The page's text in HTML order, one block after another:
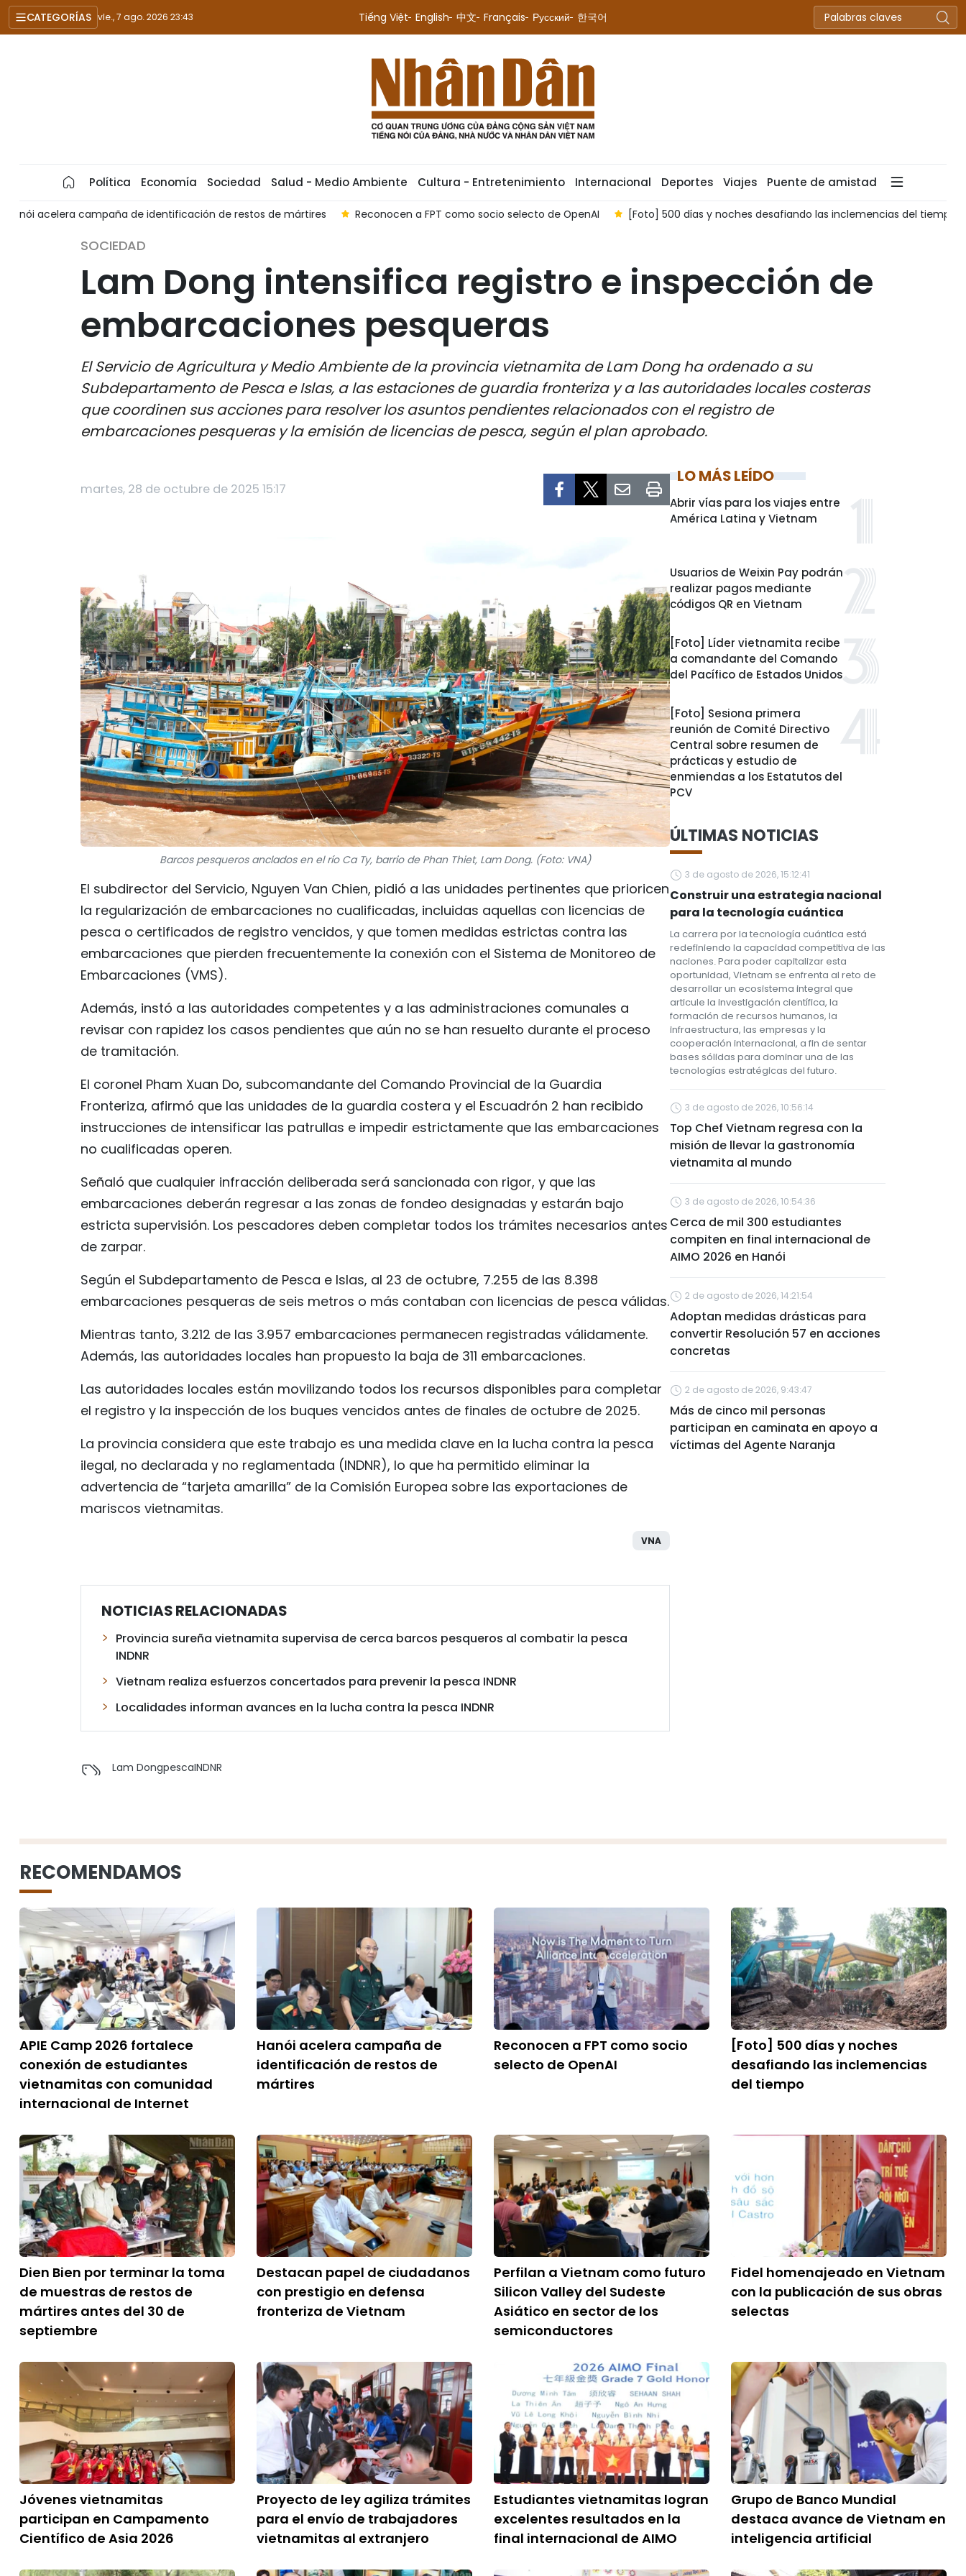
CATEGORÍAS vie., 7 ago. 2026 23:43 Tiếng Việt English 中文 Français Русский 한국어
Política Economía Sociedad Salud - Medio Ambiente Cultura - Entretenimiento Internacional Deportes Viajes Puente de amistad
Reconocen a FPT como socio selecto de OpenAI [Foto] 500 días y noches desafiando las inclemencias del tiempo Dien Bien por terminar la toma de muestras de restos de
SOCIEDAD
Lam Dong intensifica registro e inspección de
embarcaciones pesqueras
El Servicio de Agricultura y Medio Ambiente de la provincia vietnamita de Lam Dong ha ordenado a su
Subdepartamento de Pesca e Islas, a las estaciones de guardia fronteriza y a las autoridades locales costeras
que coordinen sus acciones para resolver los asuntos pendientes relacionados con el registro de
embarcaciones pesqueras y la emisión de licencias de pesca, según el plan aprobado.
martes, 28 de octubre de 2025 15:17
Barcos pesqueros anclados en el río Ca Ty, barrio de Phan Thiet, Lam Dong. (Foto: VNA)
El subdirector del Servicio, Nguyen Van Chien, pidió a las unidades pertinentes que prioricen
la regularización de embarcaciones no cualificadas, incluidas aquellas con licencias de
pesca o certificados de registro vencidos, y que tomen medidas estrictas contra las
embarcaciones que pierden frecuentemente la conexión con el Sistema de Monitoreo de
Embarcaciones (VMS).
Además, instó a las autoridades competentes y a las administraciones comunales a
revisar con rapidez los casos pendientes que aún no se han resuelto durante el proceso
de tramitación.
El coronel Pham Xuan Do, subcomandante del Comando Provincial de la Guardia
Fronteriza, afirmó que las unidades de la guardia costera y el Escuadrón 2 han recibido
instrucciones de intensificar las patrullas e impedir estrictamente que las embarcaciones
no cualificadas operen.
Señaló que cualquier infracción deliberada será sancionada con rigor, y que las
embarcaciones deberán regresar a las zonas de fondeo designadas y estarán bajo
estricta supervisión. Los pescadores deben completar todos los trámites necesarios antes
de zarpar.
Según el Subdepartamento de Pesca e Islas, al 23 de octubre, 7.255 de las 8.398
embarcaciones pesqueras de seis metros o más contaban con licencias de pesca válidas.
Mientras tanto, 3.212 de las 3.957 embarcaciones permanecen registradas válidamente.
Además, las autoridades locales han propuesto la baja de 311 embarcaciones.
Las autoridades locales están movilizando todos los recursos disponibles para completar
el registro y la inspección de los buques vencidos antes de finales de octubre de 2025.
La provincia considera que este trabajo es una medida clave en la lucha contra la pesca
ilegal, no declarada y no reglamentada (INDNR), lo que ha permitido eliminar la
advertencia de “tarjeta amarilla” de la Comisión Europea sobre las exportaciones de
mariscos vietnamitas.
VNA
NOTICIAS RELACIONADAS
Provincia sureña vietnamita supervisa de cerca barcos pesqueros al combatir la pesca
INDNR
Vietnam realiza esfuerzos concertados para prevenir la pesca INDNR
Localidades informan avances en la lucha contra la pesca INDNR
Lam DongpescaINDNR
LO MÁS LEÍDO
Abrir vías para los viajes entre
América Latina y Vietnam
Usuarios de Weixin Pay podrán
realizar pagos mediante
códigos QR en Vietnam
[Foto] Líder vietnamita recibe
a comandante del Comando
del Pacífico de Estados Unidos
[Foto] Sesiona primera
reunión de Comité Directivo
Central sobre resumen de
prácticas y estudio de
enmiendas a los Estatutos del
PCV
ÚLTIMAS NOTICIAS
3 de agosto de 2026, 15:12:41
Construir una estrategia nacional
para la tecnología cuántica
La carrera por la tecnología cuántica está
redefiniendo la capacidad competitiva de las
naciones. Para poder capitalizar esta
oportunidad, Vietnam se enfrenta al reto de
desarrollar un ecosistema integral que
articule la investigación científica, la
formación de recursos humanos, la
infraestructura, las empresas y la
cooperación internacional, a fin de sentar
bases sólidas para dominar una de las
tecnologías estratégicas del futuro.
3 de agosto de 2026, 10:56:14
Top Chef Vietnam regresa con la
misión de llevar la gastronomía
vietnamita al mundo
3 de agosto de 2026, 10:54:36
Cerca de mil 300 estudiantes
compiten en final internacional de
AIMO 2026 en Hanói
2 de agosto de 2026, 14:21:54
Adoptan medidas drásticas para
convertir Resolución 57 en acciones
concretas
2 de agosto de 2026, 9:43:47
Más de cinco mil personas
participan en caminata en apoyo a
víctimas del Agente Naranja
RECOMENDAMOS
APIE Camp 2026 fortalece
conexión de estudiantes
vietnamitas con comunidad
internacional de Internet
Hanói acelera campaña de
identificación de restos de
mártires
Reconocen a FPT como socio
selecto de OpenAI
[Foto] 500 días y noches
desafiando las inclemencias
del tiempo
Dien Bien por terminar la toma
de muestras de restos de
mártires antes del 30 de
septiembre
Destacan papel de ciudadanos
con prestigio en defensa
fronteriza de Vietnam
Perfilan a Vietnam como futuro
Silicon Valley del Sudeste
Asiático en sector de los
semiconductores
Fidel homenajeado en Vietnam
con la publicación de sus obras
selectas
Jóvenes vietnamitas
participan en Campamento
Científico de Asia 2026
Proyecto de ley agiliza trámites
para el envío de trabajadores
vietnamitas al extranjero
Estudiantes vietnamitas logran
excelentes resultados en la
final internacional de AIMO
Grupo de Banco Mundial
destaca avance de Vietnam en
inteligencia artificial